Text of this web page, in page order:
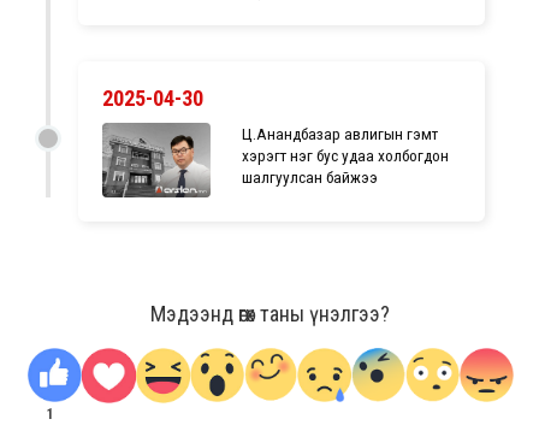
2025-04-30
Ц.Анандбазар авлигын гэмт
хэрэгт нэг бус удаа холбогдон
шалгуулсан байжээ
Мэдээнд өгөх таны үнэлгээ?
1